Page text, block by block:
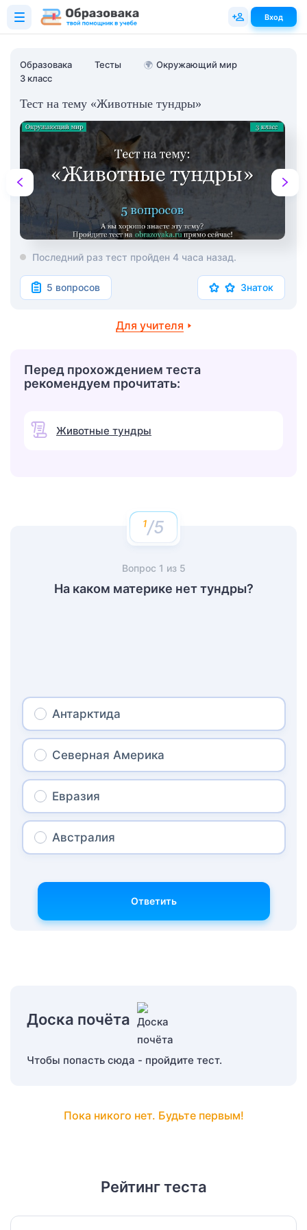
Образовака Тесты 🌍 Окружающий мир
3 класс
Тест на тему «Животные тундры»
Последний раз тест пройден 4 часа назад.
5 вопросов Знаток
Для учителя
Перед прохождением теста
рекомендуем прочитать:
Животные тундры
/5
Вопрос 1 из 5
На каком материке нет тундры?
Антарктида
Северная Америка
Евразия
Австралия
Ответить
Доска почёта
Чтобы попасть сюда - пройдите тест.
Пока никого нет. Будьте первым!
Рейтинг теста
Вход